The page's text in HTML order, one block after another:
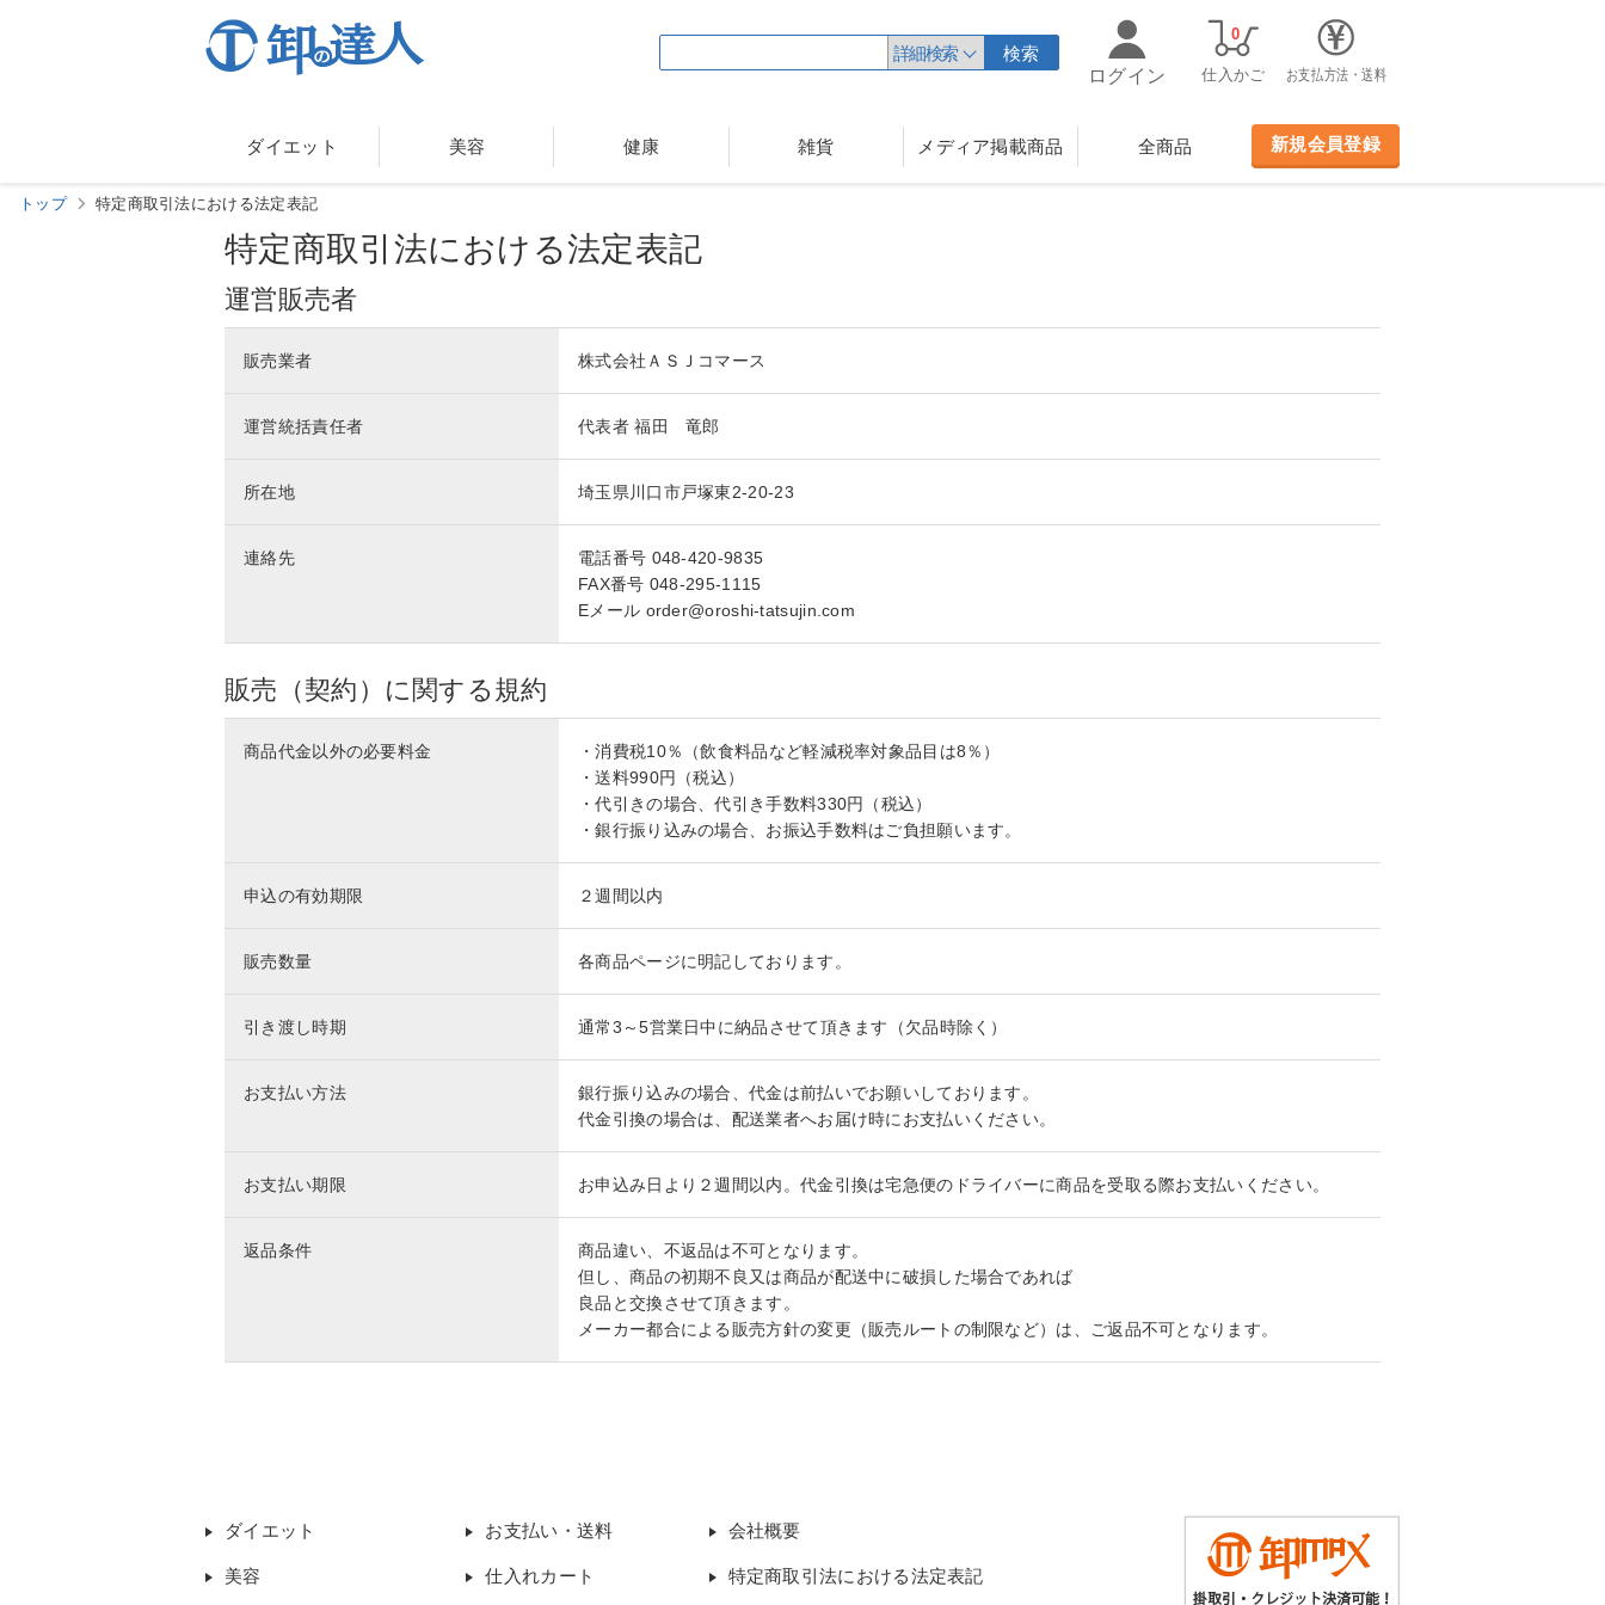
詳細検索
検索
ログイン
仕入かご
0
お支払方法・送料
ダイエット 美容 健康 雑貨 メディア掲載商品 全商品 新規会員登録
トップ 特定商取引法における法定表記
特定商取引法における法定表記
運営販売者
販売業者 株式会社ＡＳＪコマース
運営統括責任者 代表者 福田 竜郎
所在地 埼玉県川口市戸塚東2-20-23
連絡先
電話番号 048-420-9835
FAX番号 048-295-1115
Eメール order@oroshi-tatsujin.com
販売（契約）に関する規約
商品代金以外の必要料金
・消費税10％（飲食料品など軽減税率対象品目は8％）
・送料990円（税込）
・代引きの場合、代引き手数料330円（税込）
・銀行振り込みの場合、お振込手数料はご負担願います。
申込の有効期限 ２週間以内
販売数量 各商品ページに明記しております。
引き渡し時期 通常3～5営業日中に納品させて頂きます（欠品時除く）
お支払い方法
銀行振り込みの場合、代金は前払いでお願いしております。
代金引換の場合は、配送業者へお届け時にお支払いください。
お支払い期限 お申込み日より２週間以内。代金引換は宅急便のドライバーに商品を受取る際お支払いください。
返品条件
商品違い、不返品は不可となります。
但し、商品の初期不良又は商品が配送中に破損した場合であれば
良品と交換させて頂きます。
メーカー都合による販売方針の変更（販売ルートの制限など）は、ご返品不可となります。
ダイエット
美容
お支払い・送料
仕入れカート
会社概要
特定商取引法における法定表記